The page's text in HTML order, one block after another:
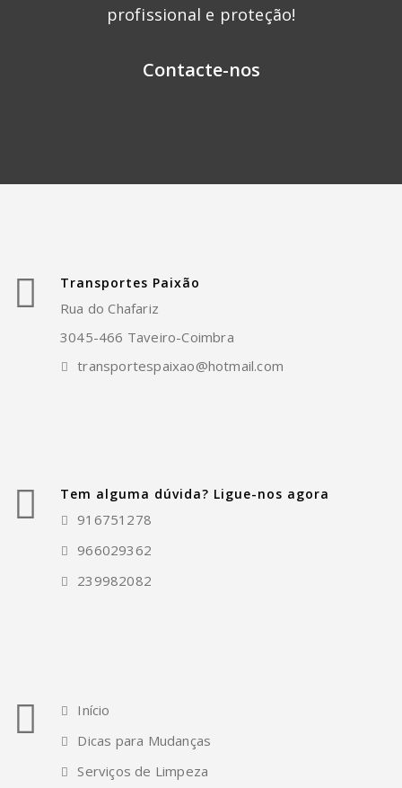
profissional e proteção!
Contacte-nos
Transportes Paixão
Rua do Chafariz
3045-466 Taveiro-Coimbra
transportespaixao@hotmail.com
Tem alguma dúvida? Ligue-nos agora
916751278
966029362
239982082
Início
Dicas para Mudanças
Serviços de Limpeza